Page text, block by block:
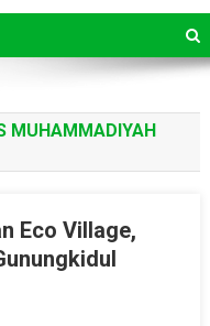
MUHAMMADIYAH
Eco Village,